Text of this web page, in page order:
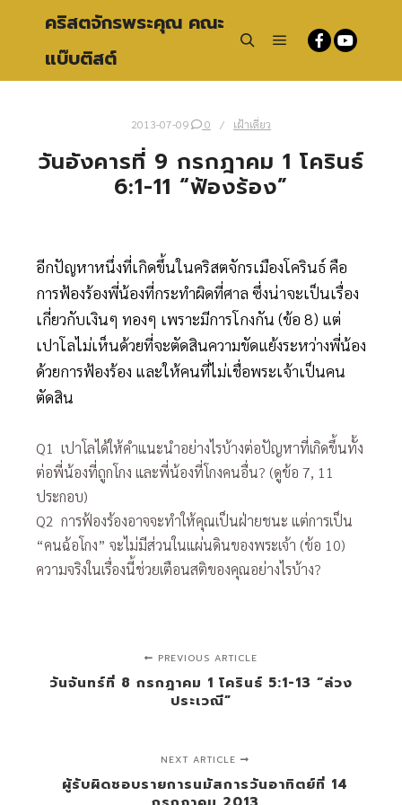
คริสตจักรพระคุณ คณะ
แบ๊บติสต์
2013-07-09 0 เฝ้าเดี่ยว
วันอังคารที่ 9 กรกฎาคม 1 โครินธ์
6:1-11 “ฟ้องร้อง”
อีกปัญหาหนึ่งที่เกิดขึ้นในคริสตจักรเมืองโครินธ์ คือ
การฟ้องร้องพี่น้องที่กระทำผิดที่ศาล ซึ่งน่าจะเป็นเรื่อง
เกี่ยวกับเงินๆ ทองๆ เพราะมีการโกงกัน (ข้อ 8) แต่
เปาโลไม่เห็นด้วยที่จะตัดสินความขัดแย้งระหว่างพี่น้อง
ด้วยการฟ้องร้อง และให้คนที่ไม่เชื่อพระเจ้าเป็นคน
ตัดสิน
Q1 เปาโลได้ให้คำแนะนำอย่างไรบ้างต่อปัญหาที่เกิดขึ้นทั้ง
ต่อพี่น้องที่ถูกโกง และพี่น้องที่โกงคนอื่น? (ดูข้อ 7, 11
ประกอบ)
Q2 การฟ้องร้องอาจจะทำให้คุณเป็นฝ่ายชนะ แต่การเป็น
“คนฉ้อโกง” จะไม่มีส่วนในแผ่นดินของพระเจ้า (ข้อ 10)
ความจริงในเรื่องนี้ช่วยเตือนสติของคุณอย่างไรบ้าง?
PREVIOUS ARTICLE
วันจันทร์ที่ 8 กรกฎาคม 1 โครินธ์ 5:1-13 “ล่วง
ประเวณี”
NEXT ARTICLE
ผู้รับผิดชอบรายการนมัสการวันอาทิตย์ที่ 14